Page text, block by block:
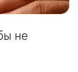
не